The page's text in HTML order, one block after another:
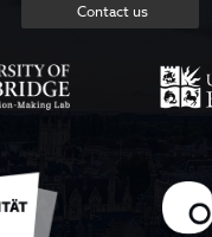
Contact us